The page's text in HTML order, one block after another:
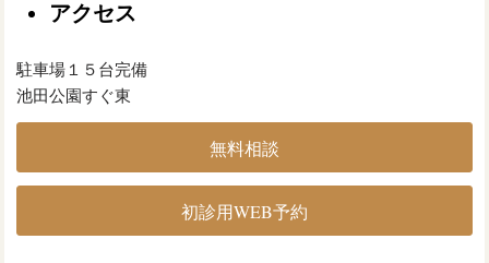
アクセス
駐車場１５台完備
池田公園すぐ東
無料相談
初診用WEB予約